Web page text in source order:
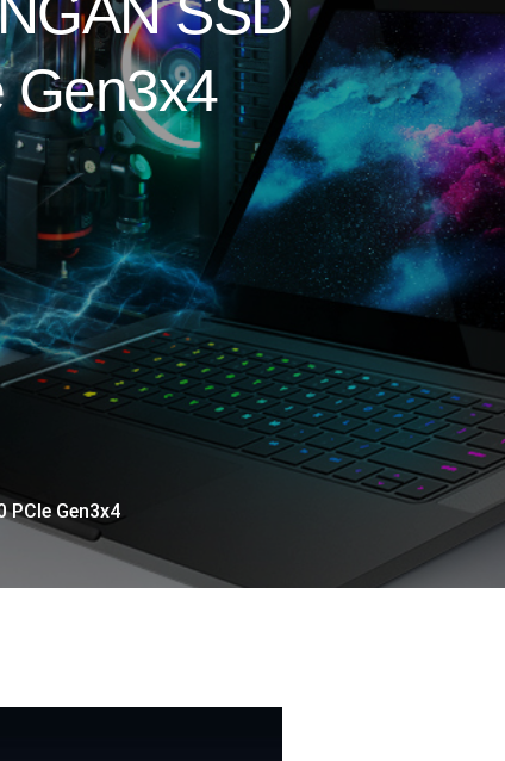
Gen3x4
PCIe Gen3x4